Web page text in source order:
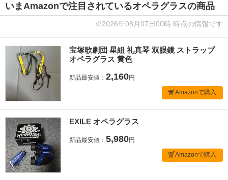
いまAmazonで注目されているオペラグラスの商品
※2026年08月07日00時 時点の情報です
宝塚歌劇団 星組 礼真琴 双眼鏡 ストラップ
オペラグラス 黄色
新品最安値： 2,160円
Amazonで購入
EXILE オペラグラス
新品最安値： 5,980円
Amazonで購入